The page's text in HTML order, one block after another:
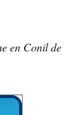
en Conil de